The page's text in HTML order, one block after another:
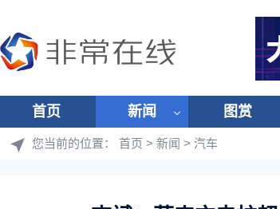
首页 新闻 图赏
您当前的位置： 首页 > 新闻 > 汽车